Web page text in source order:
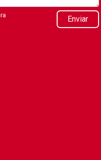
Enviar